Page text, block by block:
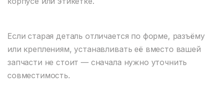
Если старая деталь отличается по форме, разъёму
или креплениям, устанавливать её вместо вашей
запчасти не стоит — сначала нужно уточнить
совместимость.